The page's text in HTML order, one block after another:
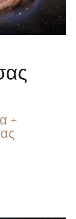
+